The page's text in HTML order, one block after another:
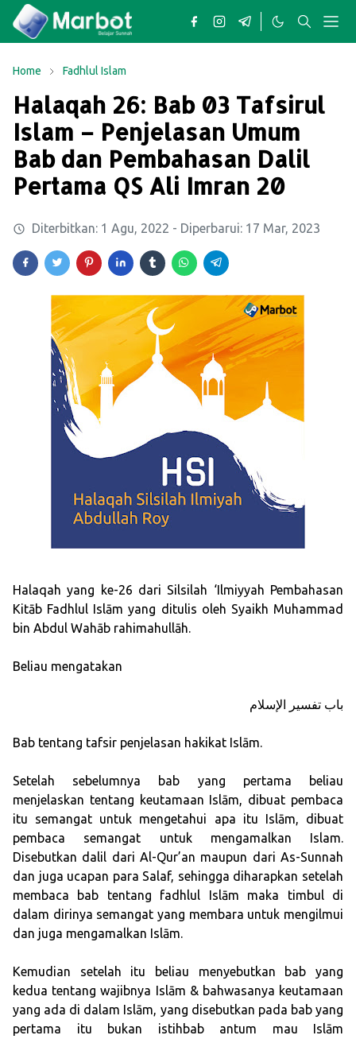
Home Fadhlul Islam
Halaqah 26: Bab 03 Tafsirul
Islam – Penjelasan Umum
Bab dan Pembahasan Dalil
Pertama QS Ali Imran 20
Diterbitkan: 1 Agu, 2022 - Diperbarui: 17 Mar, 2023
Halaqah yang ke-26 dari Silsilah ‘Ilmiyyah Pembahasan
Kitāb Fadhlul Islām yang ditulis oleh Syaikh Muhammad
bin Abdul Wahāb rahimahullāh.
Beliau mengatakan
باب تفسير الإسلام
Bab tentang tafsir penjelasan hakikat Islām.
Setelah sebelumnya bab yang pertama beliau
menjelaskan tentang keutamaan Islām, dibuat pembaca
itu semangat untuk mengetahui apa itu Islām, dibuat
pembaca semangat untuk mengamalkan Islam.
Disebutkan dalil dari Al-Qur’an maupun dari As-Sunnah
dan juga ucapan para Salaf, sehingga diharapkan setelah
membaca bab tentang fadhlul Islām maka timbul di
dalam dirinya semangat yang membara untuk mengilmui
dan juga mengamalkan Islām.
Kemudian setelah itu beliau menyebutkan bab yang
kedua tentang wajibnya Islām & bahwasanya keutamaan
yang ada di dalam Islām, yang disebutkan pada bab yang
pertama itu bukan istihbab antum mau Islām